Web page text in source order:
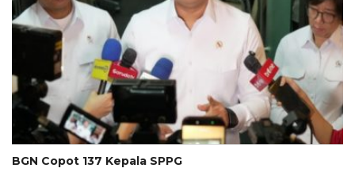
BGN Copot 137 Kepala SPPG